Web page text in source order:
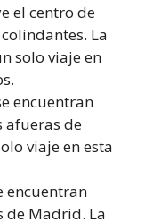
el centro de
La
solo viaje en
encuentran
afueras de
viaje en esta
encuentran
de Madrid. La